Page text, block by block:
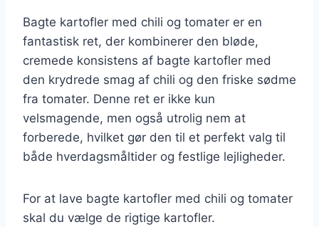
Bagte kartofler med chili og tomater er en
fantastisk ret, der kombinerer den bløde,
cremede konsistens af bagte kartofler med
den krydrede smag af chili og den friske sødme
fra tomater. Denne ret er ikke kun
velsmagende, men også utrolig nem at
forberede, hvilket gør den til et perfekt valg til
både hverdagsmåltider og festlige lejligheder.
For at lave bagte kartofler med chili og tomater
skal du vælge de rigtige kartofler.